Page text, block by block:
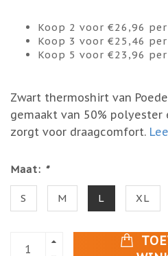
Koop 2 voor €26,96
Koop 3 voor €25,46
Koop 5 voor €23,96
Zwart thermoshirt van
gemaakt van 50% polyester
zorgt voor draagcomfort.
Maat: *
S M L XL